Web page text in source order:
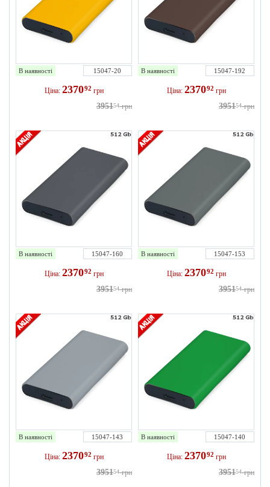
В наявності 15047-20
Ціна: 237092 грн
395154 грн
В наявності 15047-192
Ціна: 237092 грн
395154 грн
В наявності 15047-160
Ціна: 237092 грн
395154 грн
В наявності 15047-153
Ціна: 237092 грн
395154 грн
В наявності 15047-143
Ціна: 237092 грн
395154 грн
В наявності 15047-140
Ціна: 237092 грн
395154 грн